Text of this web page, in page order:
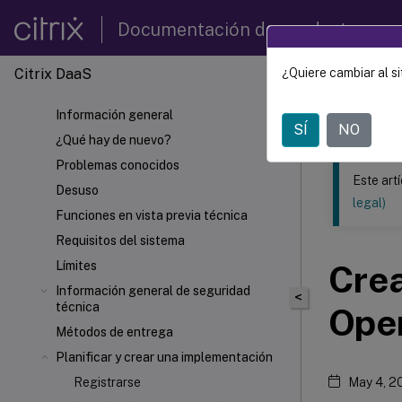
Documentación de productos
Citrix DaaS
Información general
¿Qué hay de nuevo?
Problemas conocidos
Desuso
Funciones en vista previa técnica
Requisitos del sistema
Límites
Información general de seguridad
técnica
Métodos de entrega
Planificar y crear una implementación
Registrarse
Este
Citrix
<
Este
legal)
May 4,
¿Quiere cambiar al
SÍ NO